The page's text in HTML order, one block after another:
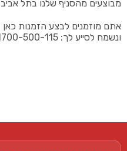
מבוצעים מהסניף שלנו בתל
אתם מוזמנים לבצע הזמנות כאן
ונשמח לסייע לך: 1700-500-115